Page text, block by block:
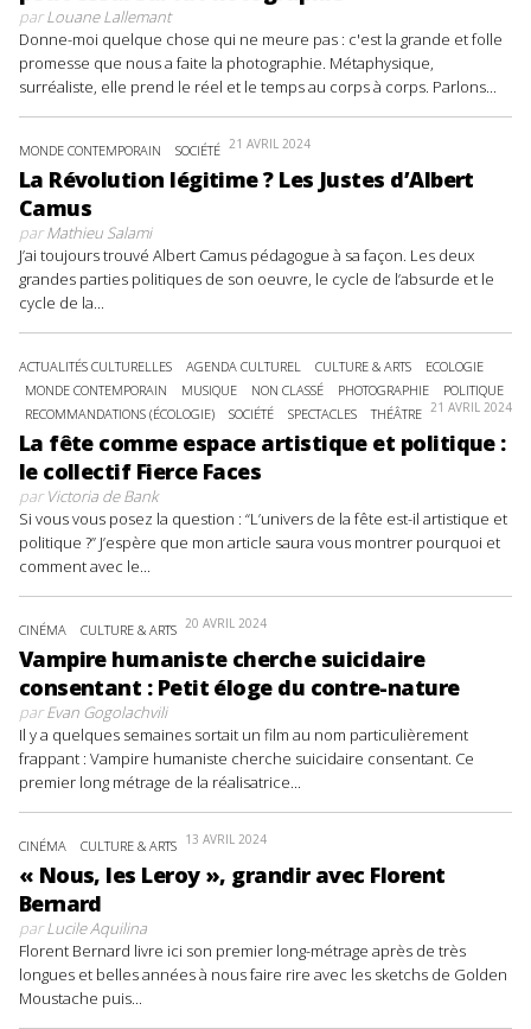
parLouane Lallemant
Donne-moi quelque chose qui ne meure pas : c'est la grande et folle
promesse que nous a faite la photographie. Métaphysique,
surréaliste, elle prend le réel et le temps au corps à corps. Parlons...
MONDE CONTEMPORAIN SOCIÉTÉ 21 AVRIL 2024
La Révolution légitime ? Les Justes d’Albert
Camus
parMathieu Salami
J’ai toujours trouvé Albert Camus pédagogue à sa façon. Les deux
grandes parties politiques de son oeuvre, le cycle de l’absurde et le
cycle de la...
ACTUALITÉS CULTURELLES AGENDA CULTUREL CULTURE & ARTS
ECOLOGIE
MONDE CONTEMPORAIN
MUSIQUE NON CLASSÉ PHOTOGRAPHIE
POLITIQUE
RECOMMANDATIONS (ÉCOLOGIE)
SOCIÉTÉ SPECTACLES THÉÂTRE 21 AVRIL 2024
La fête comme espace artistique et politique :
le collectif Fierce Faces
parVictoria de Bank
Si vous vous posez la question : “L’univers de la fête est-il artistique et
politique ?” J’espère que mon article saura vous montrer pourquoi et
comment avec le...
CINÉMA CULTURE & ARTS 20 AVRIL 2024
Vampire humaniste cherche suicidaire
consentant : Petit éloge du contre-nature
parEvan Gogolachvili
Il y a quelques semaines sortait un film au nom particulièrement
frappant : Vampire humaniste cherche suicidaire consentant. Ce
premier long métrage de la réalisatrice...
CINÉMA CULTURE & ARTS 13 AVRIL 2024
« Nous, les Leroy », grandir avec Florent
Bernard
parLucile Aquilina
Florent Bernard livre ici son premier long-métrage après de très
longues et belles années à nous faire rire avec les sketchs de Golden
Moustache puis...